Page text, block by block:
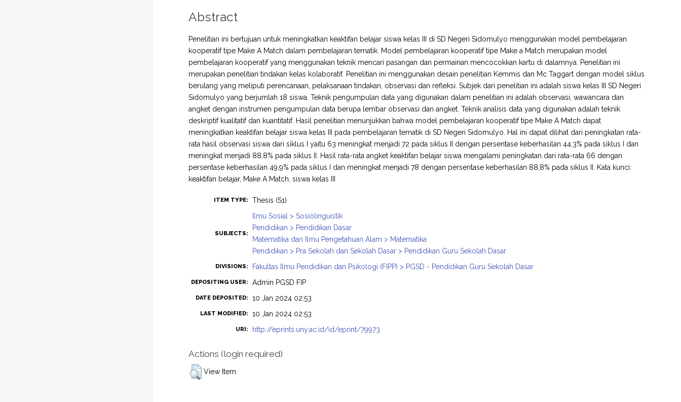
Abstract
Penelitian ini bertujuan untuk meningkatkan keaktifan belajar siswa kelas III di SD Negeri Sidomulyo menggunakan model pembelajaran
kooperatif tipe Make A Match dalam pembelajaran tematik. Model pembelajaran kooperatif tipe Make a Match merupakan model
pembelajaran kooperatif yang menggunakan teknik mencari pasangan dan permainan mencocokkan kartu di dalamnya. Penelitian ini
merupakan penelitian tindakan kelas kolaboratif. Penelitian ini menggunakan desain penelitian Kemmis dan Mc Taggart dengan model siklus
berulang yang meliputi perencanaan, pelaksanaan tindakan, observasi dan refleksi. Subjek dari penelitian ini adalah siswa kelas III SD Negeri
Sidomulyo yang berjumlah 18 siswa. Teknik pengumpulan data yang digunakan dalam penelitian ini adalah observasi, wawancara dan
angket dengan instrumen pengumpulan data berupa lembar observasi dan angket. Teknik analisis data yang digunakan adalah teknik
deskriptif kualitatif dan kuantitatif. Hasil penelitian menunjukkan bahwa model pembelajaran kooperatif tipe Make A Match dapat
meningkatkan keaktifan belajar siswa kelas III pada pembelajaran tematik di SD Negeri Sidomulyo. Hal ini dapat dilihat dari peningkatan rata-
rata hasil observasi siswa dari siklus I yaitu 63 meningkat menjadi 72 pada siklus II dengan persentase keberhasilan 44,3% pada siklus I dan
meningkat menjadi 88,8% pada siklus II. Hasil rata-rata angket keaktifan belajar siswa mengalami peningkatan dari rata-rata 66 dengan
persentase keberhasilan 49,9% pada siklus I dan meningkat menjadi 78 dengan persentase keberhasilan 88,8% pada siklus II. Kata kunci:
keaktifan belajar, Make A Match, siswa kelas III
ITEM TYPE: Thesis (S1)
SUBJECTS:
Ilmu Sosial > Sosiolinguistik
Pendidikan > Pendidikan Dasar
Matematika dan Ilmu Pengetahuan Alam > Matematika
Pendidikan > Pra Sekolah dan Sekolah Dasar > Pendidikan Guru Sekolah Dasar
DIVISIONS: Fakultas Ilmu Pendidikan dan Psikologi (FIPP) > PGSD - Pendidikan Guru Sekolah Dasar
DEPOSITING USER: Admin PGSD FIP
DATE DEPOSITED: 10 Jan 2024 02:53
LAST MODIFIED: 10 Jan 2024 02:53
URI: http://eprints.uny.ac.id/id/eprint/79973
Actions (login required)
View Item